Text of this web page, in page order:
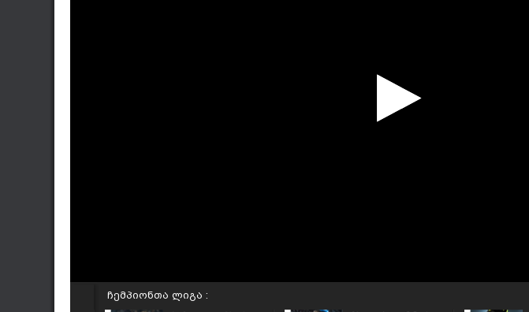
ჩემპიონთა ლიგა :